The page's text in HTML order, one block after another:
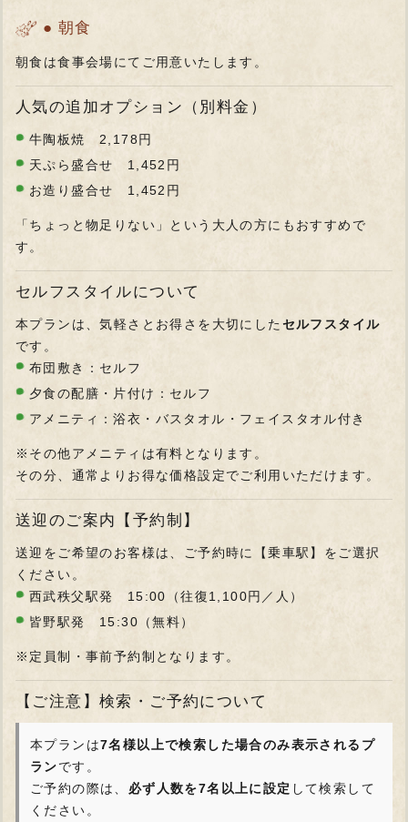
● 朝食
朝食は食事会場にてご用意いたします。
人気の追加オプション（別料金）
牛陶板焼 2,178円
天ぷら盛合せ 1,452円
お造り盛合せ 1,452円
「ちょっと物足りない」という大人の方にもおすすめで
す。
セルフスタイルについて
本プランは、気軽さとお得さを大切にしたセルフスタイル
です。
布団敷き：セルフ
夕食の配膳・片付け：セルフ
アメニティ：浴衣・バスタオル・フェイスタオル付き
※その他アメニティは有料となります。
その分、通常よりお得な価格設定でご利用いただけます。
送迎のご案内【予約制】
送迎をご希望のお客様は、ご予約時に【乗車駅】をご選択
ください。
西武秩父駅発 15:00（往復1,100円／人）
皆野駅発 15:30（無料）
※定員制・事前予約制となります。
【ご注意】検索・ご予約について
本プランは7名様以上で検索した場合のみ表示されるプ
ランです。
ご予約の際は、 必ず人数を7名以上に設定 して検索して
ください。